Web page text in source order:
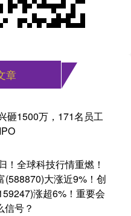
章
砸1500万，171名员工
！全球科技行情重燃！
(588870)大涨近9%！创
涨超6%！重要会
信号？